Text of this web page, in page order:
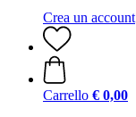
Crea un account
Carrello € 0,00